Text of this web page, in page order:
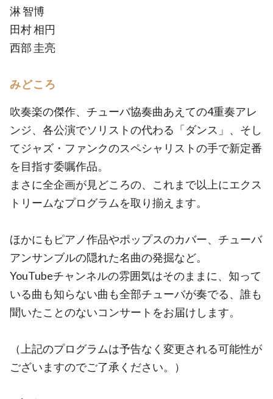
淋 智博
田村 相円
西部 圭亮
みどころ
吹奏楽の傑作、チューバ協奏曲あえての4重奏アレ
ンジ、各公演でソリストの代わる「ダンス」、そし
てジャズ・ファンクのスペシャリストの手で新定番
を目指す委嘱作品。
まさに全企画が見どころの、これまで以上にエクス
トリームなプログラムを取り揃えます。
ほかにもピアノ作品やポップスのカバー、チューバ
アンサンブルの隠れた名曲の発掘など。
YouTubeチャンネルの雰囲気はそのままに、知って
いる曲も知らない曲も全部チューバが奏でる、誰も
聞いたことのないコンサートをお届けします。
（上記のプログラムは予告なく変更される可能性が
ございますのでご了承ください。）